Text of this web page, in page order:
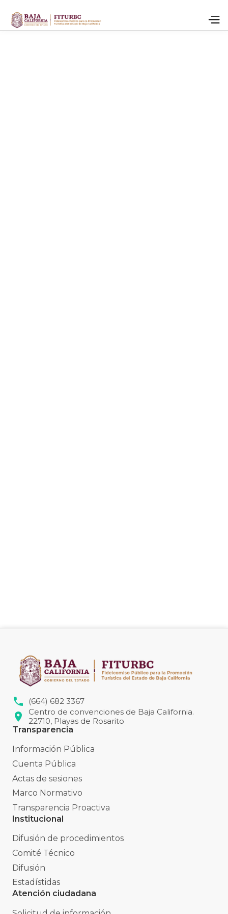
(664) 682 3367
Centro de convenciones de Baja California.
22710, Playas de Rosarito
Transparencia
Información Pública
Cuenta Pública
Actas de sesiones
Marco Normativo
Transparencia Proactiva
Institucional
Difusión de procedimientos
Comité Técnico
Difusión
Estadístidas
Atención ciudadana